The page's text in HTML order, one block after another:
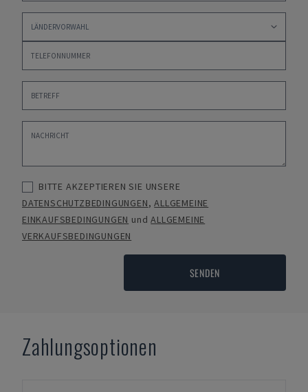
BITTE AKZEPTIEREN SIE UNSERE
DATENSCHUTZBEDINGUNGEN,ALLGEMEINE
EINKAUFSBEDINGUNGEN undALLGEMEINE
VERKAUFSBEDINGUNGEN
SENDEN
Zahlungsoptionen